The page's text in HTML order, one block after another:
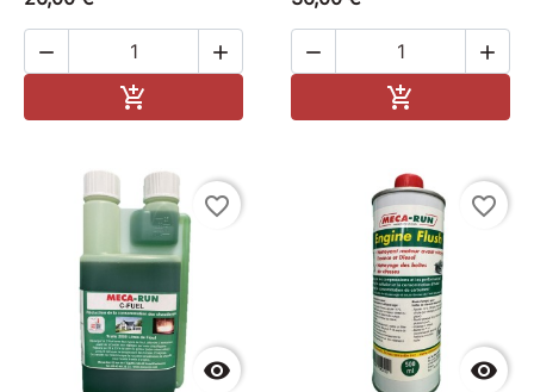
 

 


favorite_border

favorite_border